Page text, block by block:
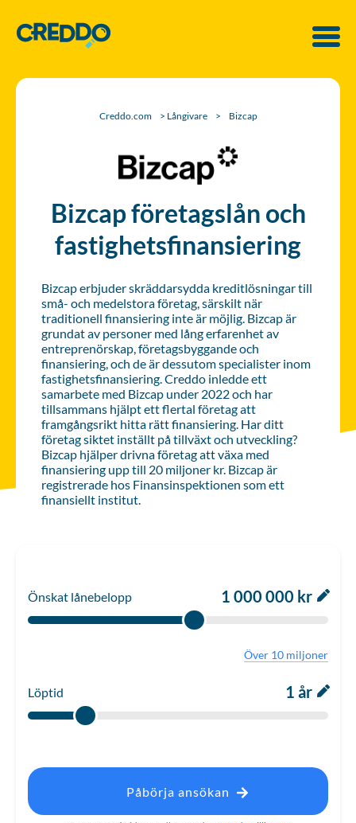
Creddo.com > Långivare > Bizcap
Bizcap företagslån och
fastighetsfinansiering
Bizcap erbjuder skräddarsydda kreditlösningar till
små- och medelstora företag, särskilt när
traditionell finansiering inte är möjlig. Bizcap är
grundat av personer med lång erfarenhet av
entreprenörskap, företagsbyggande och
finansiering, och de är dessutom specialister inom
fastighetsfinansiering. Creddo inledde ett
samarbete med Bizcap under 2022 och har
tillsammans hjälpt ett flertal företag att
framgångsrikt hitta rätt finansiering. Har ditt
företag siktet inställt på tillväxt och utveckling?
Bizcap hjälper drivna företag att växa med
finansiering upp till 20 miljoner kr. Bizcap är
registrerade hos Finansinspektionen som ett
finansiellt institut.
Önskat lånebelopp 1 000 000 kr
Över 10 miljoner
Löptid 1 år
Påbörja ansökan